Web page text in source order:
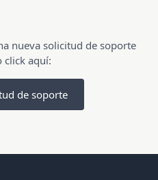
nueva solicitud de soporte
click aquí:
de soporte